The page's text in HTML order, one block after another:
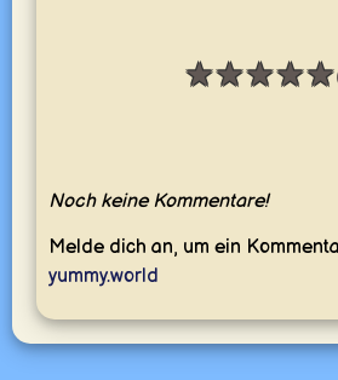
★★★★★
Bewertung: 0 / 5
Noch keine Kommentare!
Melde dich an, um ein
yummy.world